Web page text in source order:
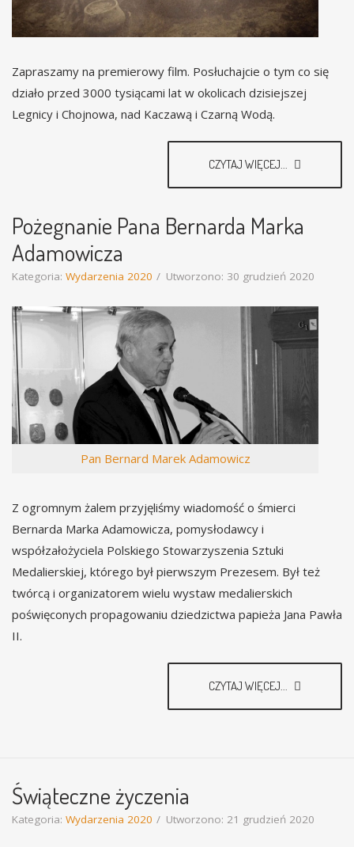
Zapraszamy na premierowy film. Posłuchajcie o tym co się
działo przed 3000 tysiącami lat w okolicach dzisiejszej
Legnicy i Chojnowa, nad Kaczawą i Czarną Wodą.
CZYTAJ WIĘCEJ...
Pożegnanie Pana Bernarda Marka
Adamowicza
Kategoria: Wydarzenia 2020 Utworzono: 30 grudzień 2020
Pan Bernard Marek Adamowicz
Z ogromnym żalem przyjęliśmy wiadomość o śmierci
Bernarda Marka Adamowicza, pomysłodawcy i
współzałożyciela Polskiego Stowarzyszenia Sztuki
Medalierskiej, którego był pierwszym Prezesem. Był też
twórcą i organizatorem wielu wystaw medalierskich
poświęconych propagowaniu dziedzictwa papieża Jana Pawła
II.
CZYTAJ WIĘCEJ...
Świąteczne życzenia
Kategoria: Wydarzenia 2020 Utworzono: 21 grudzień 2020